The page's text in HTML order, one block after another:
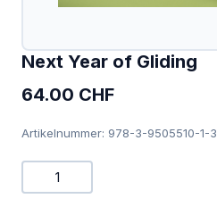
IPhone/IPad
Karten
Kollisionswarnung /
PowerFLARM
Kombigeräte Funk/Transponder
Next Year of Gliding
64.00 CHF
Artikelnummer: 978-3-9505510-1-3